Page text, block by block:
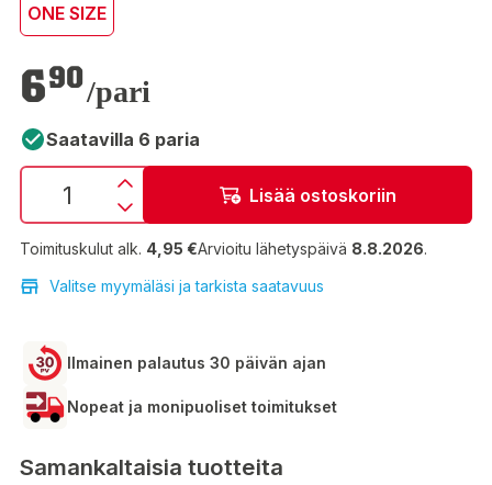
ONE SIZE
6,90 €
690/pari
Saatavilla 6 paria
Lisää ostoskoriin
Toimituskulut alk. 4,95 €Arvioitu lähetyspäivä 8.8.2026.
Valitse myymäläsi ja tarkista saatavuus
Ilmainen palautus 30 päivän ajan
Nopeat ja monipuoliset toimitukset
Samankaltaisia tuotteita